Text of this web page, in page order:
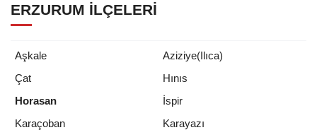
ERZURUM İLÇELERI
Aşkale
Aziziye(Ilıca)
Çat
Hınıs
Horasan
İspir
Karaçoban
Karayazı